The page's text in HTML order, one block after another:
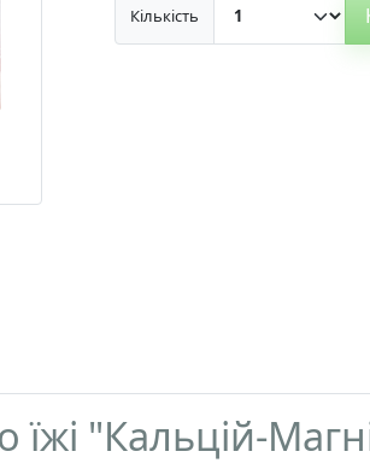
Кількість
їжі "Кальцій-